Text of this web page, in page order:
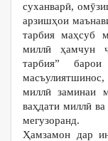
суханварӣ,
арзишҳои
тарбия маҳсуб
миллӣ ҳамчун
тарбия”
миллӣ заминаи
ваҳдати миллӣ
мегузоранд.
Ҳамзамон дар